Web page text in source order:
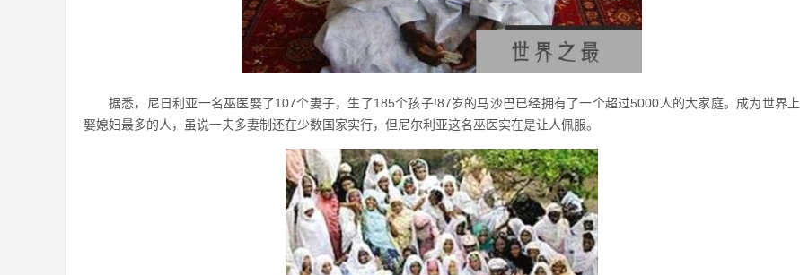
据悉，尼日利亚一名巫医娶了107个妻子，生了185个孩子!87岁的马沙巴已经拥有了一个超过5000人的大家庭。成为世界上
娶媳妇最多的人，虽说一夫多妻制还在少数国家实行，但尼尔利亚这名巫医实在是让人佩服。